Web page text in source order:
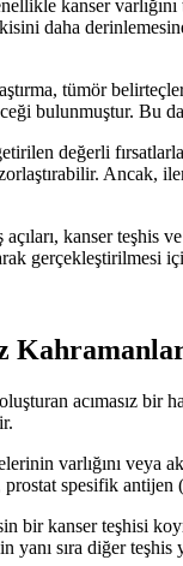
kanser
daha
tümör
bulunmuştur. Bu
değerli
Ancak,
kanser teşhis
gerçekleştirilmesi
acımasız
varlığını veya
spesifik
bir kanser teşhisi
sıra diğer teşhis